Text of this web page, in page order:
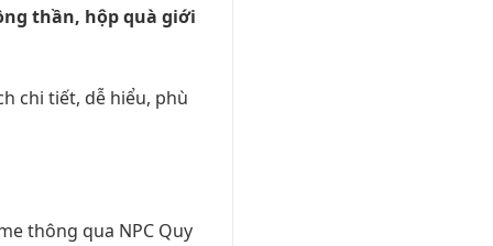
thần, hộp quà giới
chi tiết, dễ hiểu, phù
thông qua NPC Quy